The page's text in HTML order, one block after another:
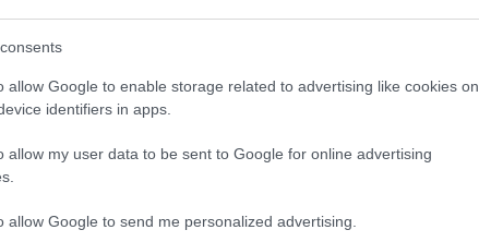
allow Google to enable storage related to advertising like cookies on
identifiers in apps.
allow my user data to be sent to Google for online advertising
allow Google to send me personalized advertising.
adná neki a pozíciót.
és Hamilton között. A további sorrend: